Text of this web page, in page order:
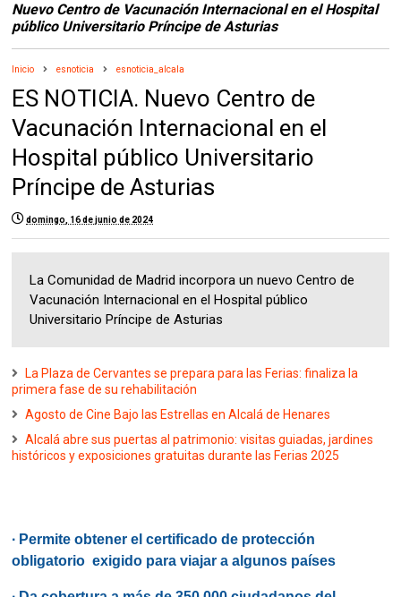
Nuevo Centro de Vacunación Internacional en el Hospital
público Universitario Príncipe de Asturias
Inicio esnoticia esnoticia_alcala
ES NOTICIA. Nuevo Centro de
Vacunación Internacional en el
Hospital público Universitario
Príncipe de Asturias
domingo, 16 de junio de 2024
La Comunidad de Madrid incorpora un nuevo Centro de
Vacunación Internacional en el Hospital público
Universitario Príncipe de Asturias
La Plaza de Cervantes se prepara para las Ferias: finaliza la
primera fase de su rehabilitación
Agosto de Cine Bajo las Estrellas en Alcalá de Henares
Alcalá abre sus puertas al patrimonio: visitas guiadas, jardines
históricos y exposiciones gratuitas durante las Ferias 2025
∙ Permite obtener el certificado de protección
obligatorio exigido para viajar a algunos países